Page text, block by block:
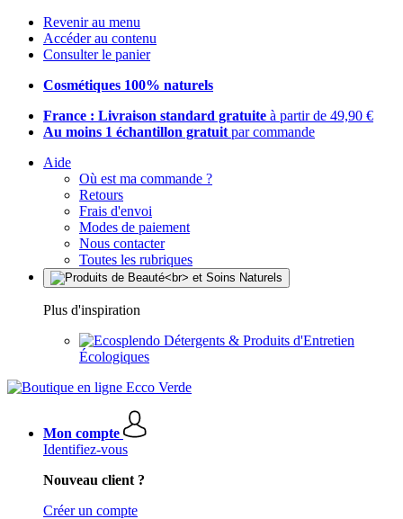
Revenir au menu
Accéder au contenu
Consulter le panier
Cosmétiques 100% naturels
France : Livraison standard gratuite à partir de 49,90 €
Au moins 1 échantillon gratuit par commande
Aide
Où est ma commande ?
Retours
Frais d'envoi
Modes de paiement
Nous contacter
Toutes les rubriques
Plus d'inspiration
Détergents & Produits d'Entretien
Écologiques
Mon compte
Identifiez-vous
Nouveau client ?
Créer un compte